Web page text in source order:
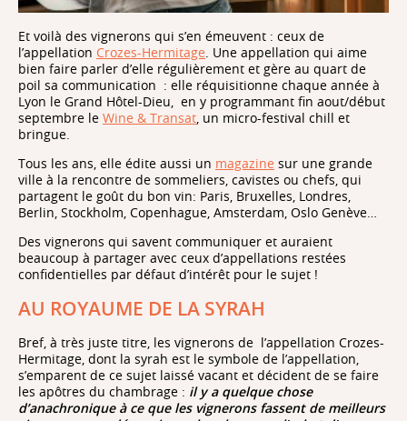
Et voilà des vignerons qui s’en émeuvent : ceux de
l’appellation Crozes-Hermitage . Une appellation qui aime
bien faire parler d’elle régulièrement et gère au quart de
poil sa communication : elle réquisitionne chaque année à
Lyon le Grand Hôtel-Dieu, en y programmant fin aout/début
septembre le Wine & Transat , un micro-festival chill et
bringue.
Tous les ans, elle édite aussi un magazine sur une grande
ville à la rencontre de sommeliers, cavistes ou chefs, qui
partagent le goût du bon vin: Paris, Bruxelles, Londres,
Berlin, Stockholm, Copenhague, Amsterdam, Oslo Genève…
Des vignerons qui savent communiquer et auraient
beaucoup à partager avec ceux d’appellations restées
confidentielles par défaut d’intérêt pour le sujet !
AU ROYAUME DE LA SYRAH
Bref, à très juste titre, les vignerons de l’appellation Crozes-
Hermitage, dont la syrah est le symbole de l’appellation,
s’emparent de ce sujet laissé vacant et décident de se faire
les apôtres du chambrage : il y a quelque chose
d’anachronique à ce que les vignerons fassent de meilleurs